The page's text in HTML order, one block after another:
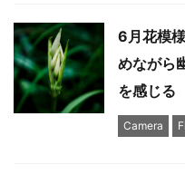
6月花模
めながら
を感じる
Camera